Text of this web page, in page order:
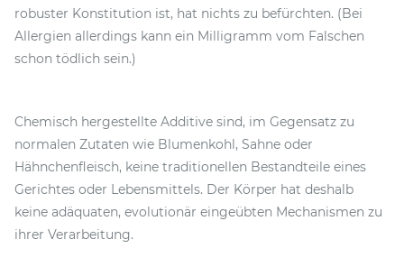
robuster Konstitution ist, hat nichts zu befürchten. (Bei
Allergien allerdings kann ein Milligramm vom Falschen
schon tödlich sein.)
Chemisch hergestellte Additive sind, im Gegensatz zu
normalen Zutaten wie Blumenkohl, Sahne oder
Hähnchenfleisch, keine traditionellen Bestandteile eines
Gerichtes oder Lebensmittels. Der Körper hat deshalb
keine adäquaten, evolutionär eingeübten Mechanismen zu
ihrer Verarbeitung.